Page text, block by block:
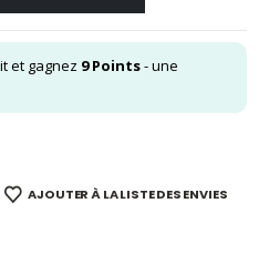
et gagnez 9Points- une
AJOUTER À LA LISTE DES ENVIES